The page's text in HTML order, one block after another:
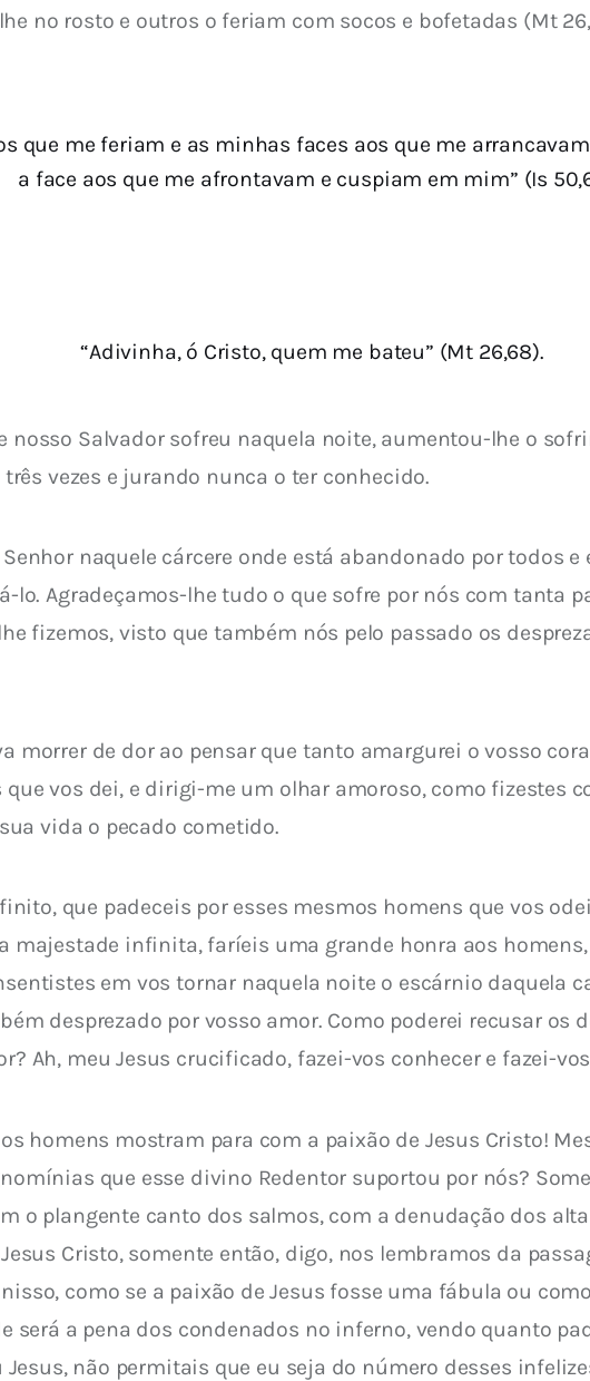
no rosto e outros o feriam com socos e bofetadas (Mt
que me feriam e as minhas faces aos que me
a face aos que me afrontavam e cuspiam em mim” (Is
“Adivinha, ó Cristo, quem me bateu” (Mt 26,68).
nosso Salvador sofreu naquela noite, aumentou-lhe o
vezes e jurando nunca o ter conhecido.
naquele cárcere onde está abandonado por todos
Agradeçamos-lhe tudo o que sofre por nós com tanta
fizemos, visto que também nós pelo passado os
morrer de dor ao pensar que tanto amargurei o vosso
vos dei, e dirigi-me um olhar amoroso, como fizestes
vida o pecado cometido.
que padeceis por esses mesmos homens que vos
majestade infinita, faríeis uma grande honra aos
em vos tornar naquela noite o escárnio daquela
desprezado por vosso amor. Como poderei recusar os
Ah, meu Jesus crucificado, fazei-vos conhecer e fazei-
homens mostram para com a paixão de Jesus Cristo!
que esse divino Redentor suportou por nós?
o plangente canto dos salmos, com a denudação dos
Cristo, somente então, digo, nos lembramos da
como se a paixão de Jesus fosse uma fábula ou
será a pena dos condenados no inferno, vendo quanto
Jesus, não permitais que eu seja do número desses